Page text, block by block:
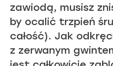
zawiodą, musisz
by ocalić trzpień
całość). Jak
z zerwanym